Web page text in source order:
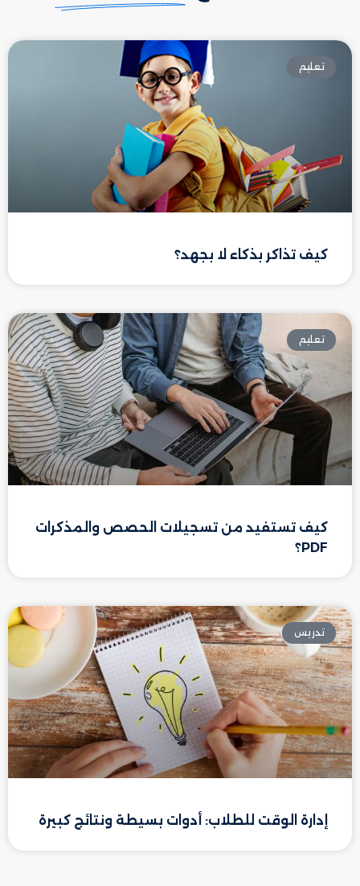
تعليم
كيف تذاكر بذكاء لا بجهد؟
تعليم
كيف تستفيد من تسجيلات الحصص والمذكرات
PDF؟
تدريس
إدارة الوقت للطلاب: أدوات بسيطة ونتائج كبيرة